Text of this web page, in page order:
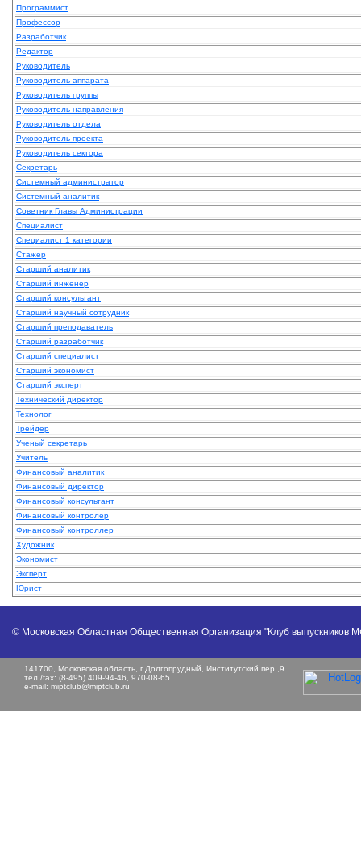
Программист
Профессор
Разработчик
Редактор
Руководитель
Руководитель аппарата
Руководитель группы
Руководитель направления
Руководитель отдела
Руководитель проекта
Руководитель сектора
Секретарь
Системный администратор
Системный аналитик
Советник Главы Администрации
Специалист
Специалист 1 категории
Стажер
Старший аналитик
Старший инженер
Старший консультант
Старший научный сотрудник
Старший преподаватель
Старший разработчик
Старший специалист
Старший экономист
Старший эксперт
Технический директор
Технолог
Трейдер
Ученый секретарь
Учитель
Финансовый аналитик
Финансовый директор
Финансовый консультант
Финансовый контролер
Финансовый контроллер
Художник
Экономист
Эксперт
Юрист
© Московская Областная Общественная Организация "Клуб выпускников
141700, Московская область, г.Долгопрудный, Институтский пер.,9
тел./fax: (8-495) 409-94-46, 970-08-65
e-mail: miptclub@miptclub.ru